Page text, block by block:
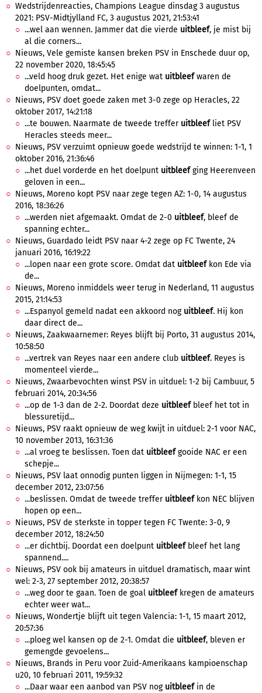
Wedstrijdenreacties, Champions League dinsdag 3 augustus
2021: PSV-Midtjylland FC, 3 augustus 2021, 21:53:41
...wel aan wennen. Jammer dat die vierde uitbleef, je mist bij
al die corners...
Nieuws, Vele gemiste kansen breken PSV in Enschede duur op,
22 november 2020, 18:45:45
...veld hoog druk gezet. Het enige wat uitbleefwaren de
doelpunten, omdat...
Nieuws, PSV doet goede zaken met 3-0 zege op Heracles, 22
oktober 2017, 14:21:18
...te bouwen. Naarmate de tweede treffer uitbleefliet PSV
Heracles steeds meer...
Nieuws, PSV verzuimt opnieuw goede wedstrijd te winnen: 1-1, 1
oktober 2016, 21:36:46
...het duel vorderde en het doelpunt uitbleefging Heerenveen
geloven in een...
Nieuws, Moreno kopt PSV naar zege tegen AZ: 1-0, 14 augustus
2016, 18:36:26
...werden niet afgemaakt. Omdat de 2-0 uitbleef, bleef de
spanning echter...
Nieuws, Guardado leidt PSV naar 4-2 zege op FC Twente, 24
januari 2016, 16:19:22
...lopen naar een grote score. Omdat dat uitbleefkon Ede via
de...
Nieuws, Moreno inmiddels weer terug in Nederland, 11 augustus
2015, 21:14:53
...Espanyol gemeld nadat een akkoord nog uitbleef. Hij kon
daar direct de...
Nieuws, Zaakwaarnemer: Reyes blijft bij Porto, 31 augustus 2014,
10:58:50
...vertrek van Reyes naar een andere club uitbleef. Reyes is
momenteel vierde...
Nieuws, Zwaarbevochten winst PSV in uitduel: 1-2 bij Cambuur, 5
februari 2014, 20:34:56
...op de 1-3 dan de 2-2. Doordat deze uitbleefbleef het tot in
blessuretijd...
Nieuws, PSV raakt opnieuw de weg kwijt in uitduel: 2-1 voor NAC,
10 november 2013, 16:31:36
...al vroeg te beslissen. Toen dat uitbleefgooide NAC er een
schepje...
Nieuws, PSV laat onnodig punten liggen in Nijmegen: 1-1, 15
december 2012, 23:07:56
...beslissen. Omdat de tweede treffer uitbleefkon NEC blijven
hopen op een...
Nieuws, PSV de sterkste in topper tegen FC Twente: 3-0, 9
december 2012, 18:24:50
...er dichtbij. Doordat een doelpunt uitbleefbleef het lang
spannend....
Nieuws, PSV ook bij amateurs in uitduel dramatisch, maar wint
wel: 2-3, 27 september 2012, 20:38:57
...weg door te gaan. Toen de goal uitbleefkregen de amateurs
echter weer wat...
Nieuws, Wondertje blijft uit tegen Valencia: 1-1, 15 maart 2012,
20:57:36
...ploeg wel kansen op de 2-1. Omdat die uitbleef, bleven er
gemengde gevoelens...
Nieuws, Brands in Peru voor Zuid-Amerikaans kampioenschap
u20, 10 februari 2011, 19:59:32
...Daar waar een aanbod van PSV nog uitbleefin de